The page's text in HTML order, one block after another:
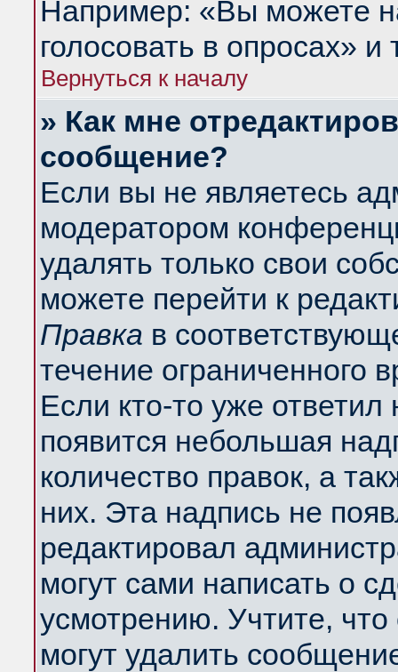
Например: «Вы можете
голосовать в опросах» и
Вернуться к началу
» Как мне
сообщение?
Если вы не являетесь
модератором
удалять только свои
можете перейти к
Правка в
течение ограниченного
Если кто-то уже
появится небольшая
количество правок, а
них. Эта надпись не
редактировал
могут сами написать о
усмотрению. Учтите,
могут удалить